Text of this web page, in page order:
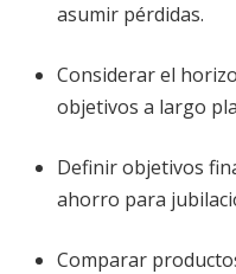
asumir pérdidas.
Considerar el
objetivos a largo
Definir objetivos
ahorro para
Comparar